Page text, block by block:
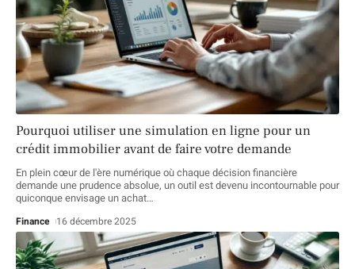
Pourquoi utiliser une simulation en ligne pour un
crédit immobilier avant de faire votre demande
En plein cœur de l'ère numérique où chaque décision financière
demande une prudence absolue, un outil est devenu incontournable pour
quiconque envisage un achat…
Finance 16 décembre 2025